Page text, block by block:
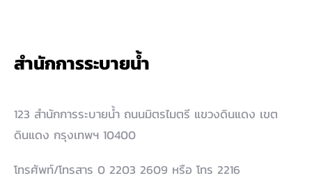
สำนักการระบายน้ำ
123 สำนักการระบายน้ำ ถนนมิตรไมตรี แขวงดินแดง เขต
ดินแดง กรุงเทพฯ 10400
โทรศัพท์/โทรสาร 0 2203 2609 หรือ โทร 2216